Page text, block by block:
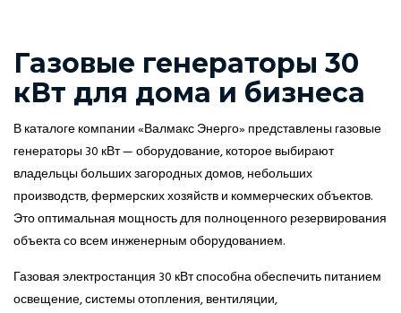
Газовые генераторы 30
кВт для дома и бизнеса
В каталоге компании «Валмакс Энерго» представлены газовые
генераторы 30 кВт — оборудование, которое выбирают
владельцы больших загородных домов, небольших
производств, фермерских хозяйств и коммерческих объектов.
Это оптимальная мощность для полноценного резервирования
объекта со всем инженерным оборудованием.
Газовая электростанция 30 кВт способна обеспечить питанием
освещение, системы отопления, вентиляции,